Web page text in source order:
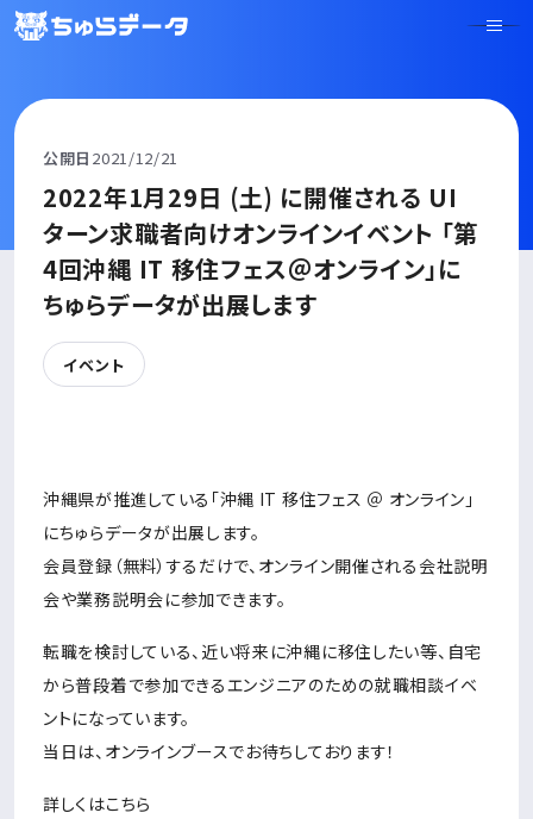
公開日 2021/12/21
2022年1月29日 (土) に開催される UI
ターン求職者向けオンラインイベント 「第
4回沖縄 IT 移住フェス＠オンライン」に
ちゅらデータが出展します
イベント
沖縄県が推進している「沖縄 IT 移住フェス ＠ オンライン」
にちゅらデータが出展します。
会員登録（無料）するだけで、オンライン開催される会社説明
会や業務説明会に参加できます。
転職を検討している、近い将来に沖縄に移住したい等、自宅
から普段着で参加できるエンジニアのための就職相談イベ
ントになっています。
当日は、オンラインブースでお待ちしております！
詳しくはこちら